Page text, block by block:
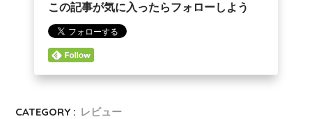
この記事が気に入ったらフォローしよう
CATEGORY : レビュー